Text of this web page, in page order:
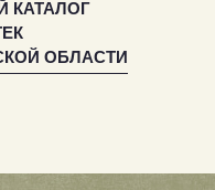
КАТАЛОГ
ОБЛАСТИ